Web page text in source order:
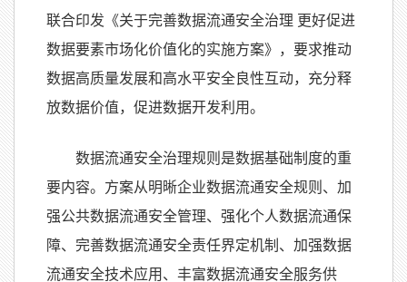
联合印发《关于完善数据流通安全治理 更好促进
数据要素市场化价值化的实施方案》，要求推动
数据高质量发展和高水平安全良性互动，充分释
放数据价值，促进数据开发利用。
数据流通安全治理规则是数据基础制度的重
要内容。方案从明晰企业数据流通安全规则、加
强公共数据流通安全管理、强化个人数据流通保
障、完善数据流通安全责任界定机制、加强数据
流通安全技术应用、丰富数据流通安全服务供